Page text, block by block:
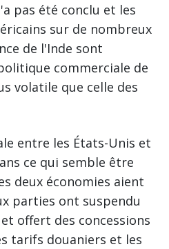
pas été conclu et les
sur de nombreux
de l'Inde sont
commerciale de
volatile que celle des
entre les États-Unis et
ce qui semble être
deux économies aient
parties ont suspendu
offert des concessions
tarifs douaniers et les